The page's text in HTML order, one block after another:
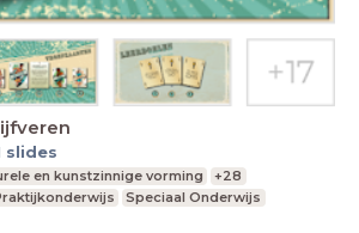
slides
en kunstzinnige vorming
+28
Speciaal Onderwijs